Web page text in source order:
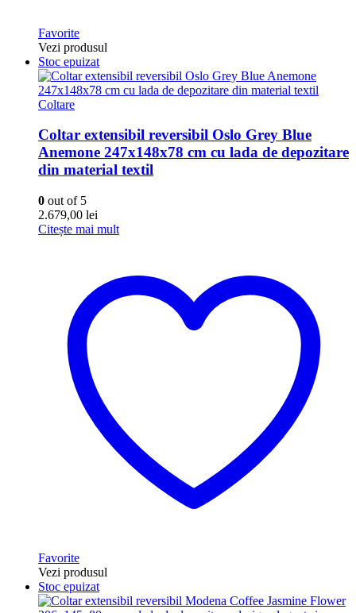
Favorite
Vezi produsul
Stoc epuizat
Coltare
Coltar extensibil reversibil Oslo Grey Blue
Anemone 247x148x78 cm cu lada de depozitare
din material textil
0 out of 5
2.679,00 lei
Citește mai mult
Favorite
Vezi produsul
Stoc epuizat